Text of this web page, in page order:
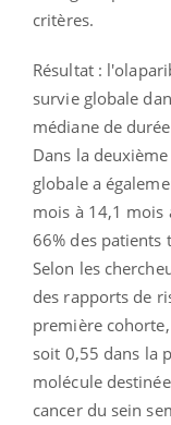
critères.
Résultat :
survie globale
médiane de
Dans la
globale a
mois à 14,1 mois
66% des
Selon les
des rapports de
première
soit 0,55 dans la
molécule
cancer du sein